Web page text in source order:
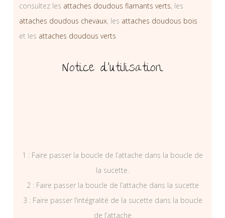
consultez les attaches doudous flamants verts, les
attaches doudous chevaux, les attaches doudous bois
et les attaches doudous verts
Notice d’utilisation
1 : Faire passer la boucle de l’attache dans la boucle de
la sucette.
2 : Faire passer la boucle de l’attache dans la sucette
3 : Faire passer l’intégralité de la sucette dans la boucle
de l’attache